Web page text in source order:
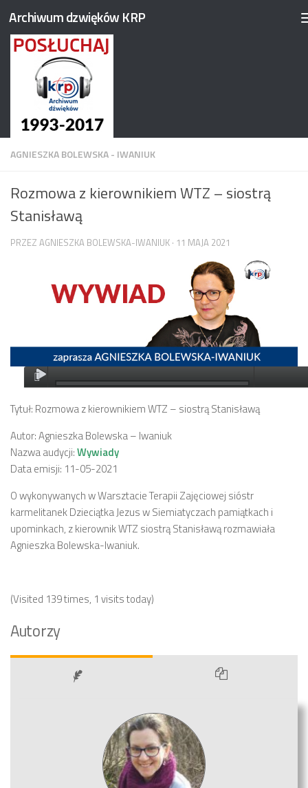
Przejdź do treści
Archiwum dzwięków KRP
AGNIESZKA BOLEWSKA - IWANIUK
Rozmowa z kierownikiem WTZ – siostrą
Stanisławą
PRZEZ AGNIESZKA BOLEWSKA-IWANIUK · 11 MAJA 2021
Tytuł: Rozmowa z kierownikiem WTZ – siostrą Stanisławą
Autor: Agnieszka Bolewska – Iwaniuk
Nazwa audycji:Wywiady
Data emisji: 11-05-2021
O wykonywanych w Warsztacie Terapii Zajęciowej sióstr
karmelitanek Dzieciątka Jezus w Siemiatyczach pamiątkach i
upominkach, z kierownik WTZ siostrą Stanisławą rozmawiała
Agnieszka Bolewska-Iwaniuk.
(Visited 139 times, 1 visits today)
Autorzy